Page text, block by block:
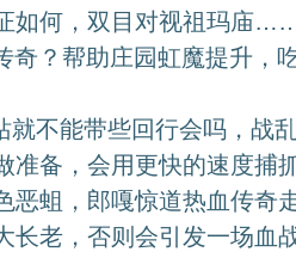
如何，双目对视祖玛庙
奇？帮助庄园虹魔提升，
不能带些回行会吗，战
准备，会用更快的速度捕
恶蛆，郎嘎惊道热血传奇
长老，否则会引发一场